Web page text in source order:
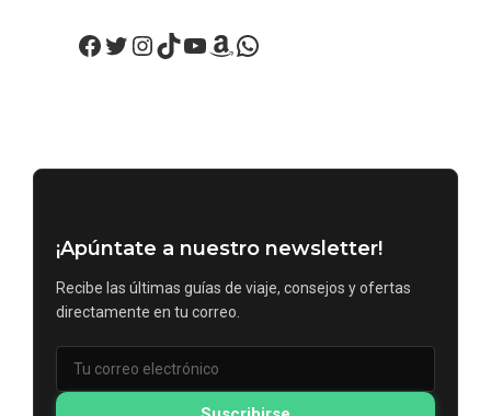
Facebook
Twitter
Instagram
TikTok
YouTube
Amazon
WhatsApp
¡Apúntate a nuestro newsletter!
Recibe las últimas guías de viaje, consejos y ofertas
directamente en tu correo.